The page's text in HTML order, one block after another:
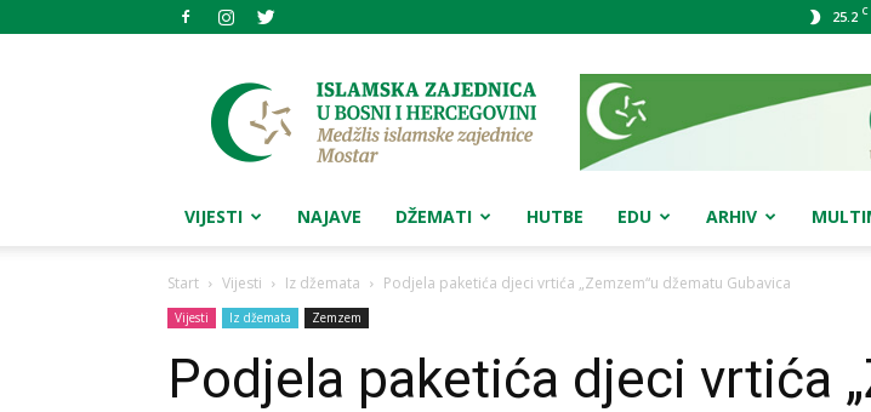
25.2 C
Medžlis
islamske
zajednice
Mostar
VIJESTI NAJAVE DŽEMATI HUTBE EDU ARHIV
Start Vijesti Iz džemata Podjela paketića djeci vrtića „Zemzem“u džematu Gubavica
Vijesti Iz džemata Zemzem
Podjela paketića djeci vrtića